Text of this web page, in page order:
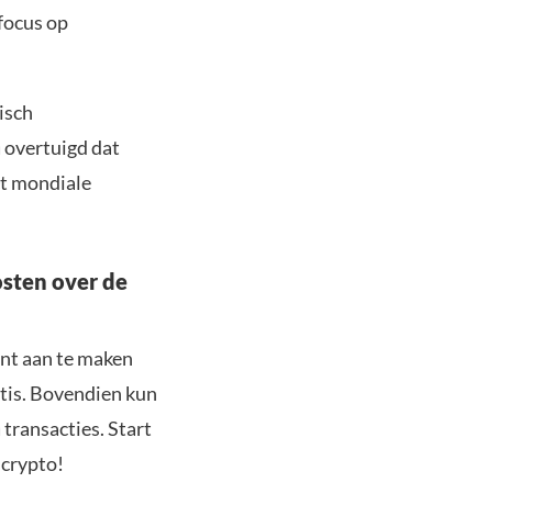
op
overtuigd dat
mondiale
over de
aan te maken
Bovendien kun
transacties. Start